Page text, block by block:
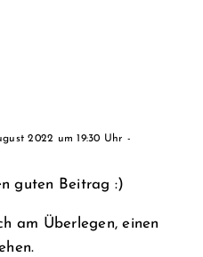
2022 um 19:30 Uhr -
guten Beitrag :)
am Überlegen, einen